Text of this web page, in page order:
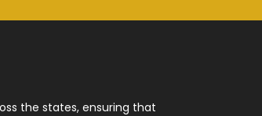
the states, ensuring that